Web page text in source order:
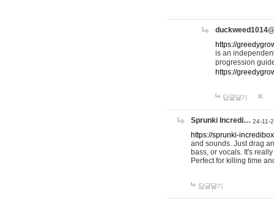
https://
is an
progression
https://
답글달기
Sprunki Incredi… 24-11-
https://sprunki-
and sounds. Just drag
bass, or vocals. It's
Perfect for killing time
답글달기